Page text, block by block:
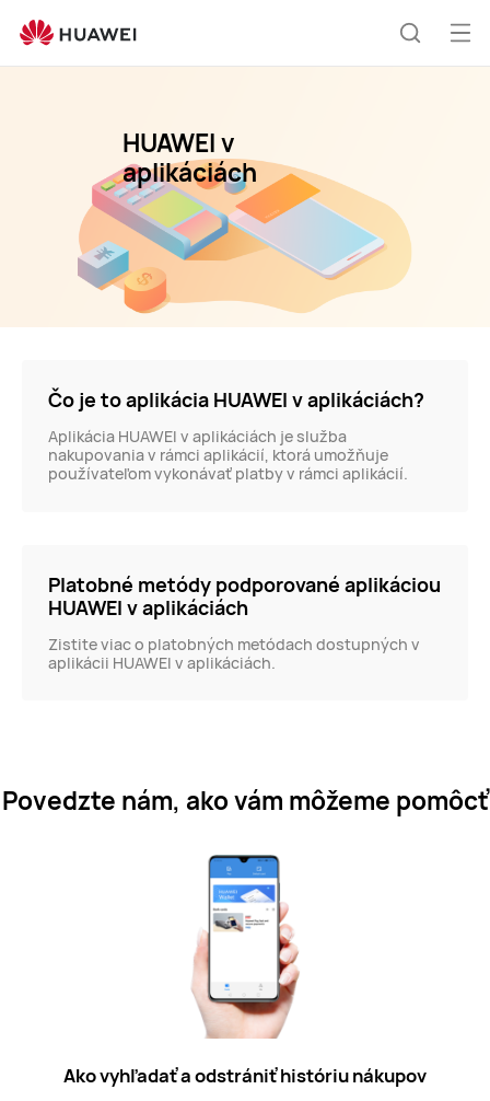
IAP
HUAWEI v
aplikáciách
Čo je to aplikácia HUAWEI v aplikáciách?
Aplikácia HUAWEI v aplikáciách je služba
nakupovania v rámci aplikácií, ktorá umožňuje
používateľom vykonávať platby v rámci aplikácií.
Platobné metódy podporované aplikáciou
HUAWEI v aplikáciách
Zistite viac o platobných metódach dostupných v
aplikácii HUAWEI v aplikáciách.
Povedzte nám, ako vám môžeme pomôcť
Ako vyhľadať a odstrániť históriu nákupov